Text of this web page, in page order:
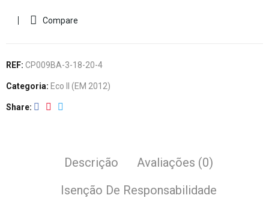
Compare
REF: CP009BA-3-18-20-4
Categoria: Eco II (EM 2012)
Share
Descrição
Avaliações (0)
Isenção De Responsabilidade